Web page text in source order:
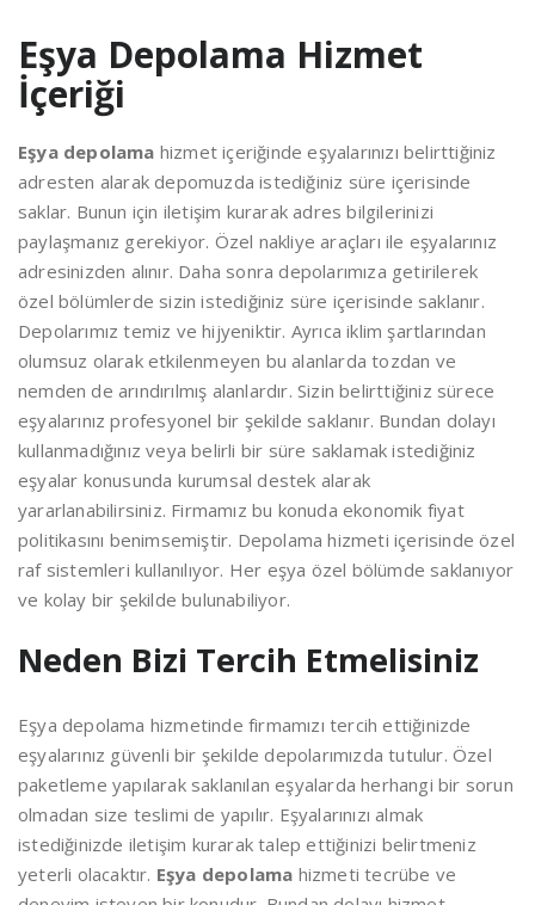
Eşya Depolama Hizmet
İçeriği
Eşya depolama hizmet içeriğinde eşyalarınızı belirttiğiniz
adresten alarak depomuzda istediğiniz süre içerisinde
saklar. Bunun için iletişim kurarak adres bilgilerinizi
paylaşmanız gerekiyor. Özel nakliye araçları ile eşyalarınız
adresinizden alınır. Daha sonra depolarımıza getirilerek
özel bölümlerde sizin istediğiniz süre içerisinde saklanır.
Depolarımız temiz ve hijyeniktir. Ayrıca iklim şartlarından
olumsuz olarak etkilenmeyen bu alanlarda tozdan ve
nemden de arındırılmış alanlardır. Sizin belirttiğiniz sürece
eşyalarınız profesyonel bir şekilde saklanır. Bundan dolayı
kullanmadığınız veya belirli bir süre saklamak istediğiniz
eşyalar konusunda kurumsal destek alarak
yararlanabilirsiniz. Firmamız bu konuda ekonomik fiyat
politikasını benimsemiştir. Depolama hizmeti içerisinde özel
raf sistemleri kullanılıyor. Her eşya özel bölümde saklanıyor
ve kolay bir şekilde bulunabiliyor.
Neden Bizi Tercih Etmelisiniz
Eşya depolama hizmetinde firmamızı tercih ettiğinizde
eşyalarınız güvenli bir şekilde depolarımızda tutulur. Özel
paketleme yapılarak saklanılan eşyalarda herhangi bir sorun
olmadan size teslimi de yapılır. Eşyalarınızı almak
istediğinizde iletişim kurarak talep ettiğinizi belirtmeniz
yeterli olacaktır. Eşya depolama hizmeti tecrübe ve